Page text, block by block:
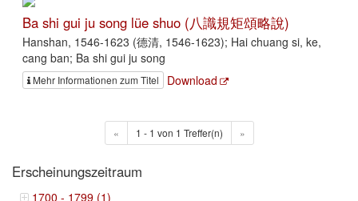
Ba shi gui ju song lüe shuo (八識規矩頌略說)
Hanshan, 1546-1623 (德清, 1546-1623); Hai chuang si, ke,
cang ban; Ba shi gui ju song
Mehr Informationen zum Titel Download
« 1 - 1 von 1 Treffer(n) »
Erscheinungszeitraum
1700 - 1799 (1)